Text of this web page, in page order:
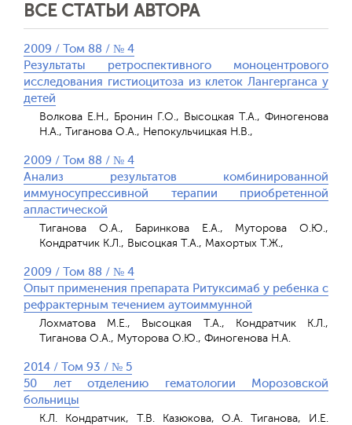
ВСЕ СТАТЬИ АВТОРА
2009 / Том 88 / № 4
Результаты ретроспективного моноцентрового
исследования гистиоцитоза из клеток Лангерганса у
детей
Волкова Е.Н., Бронин Г.О., Высоцкая Т.А., Финогенова
Н.А., Тиганова О.А., Непокульчицкая Н.В.,
2009 / Том 88 / № 4
Анализ результатов комбинированной
иммуносупрессивной терапии приобретенной
апластической
Тиганова О.А., Баринкова Е.А., Муторова О.Ю.,
Кондратчик К.Л., Высоцкая Т.А., Махортых Т.Ж.,
2009 / Том 88 / № 4
Опыт применения препарата Ритуксимаб у ребенка с
рефрактерным течением аутоиммунной
Лохматова М.Е., Высоцкая Т.А., Кондратчик К.Л.,
Тиганова О.А., Муторова О.Ю., Финогенова Н.А.
2014 / Том 93 / № 5
50 лет отделению гематологии Морозовской
больницы
К.Л. Кондратчик, Т.В. Казюкова, О.А. Тиганова, И.Е.